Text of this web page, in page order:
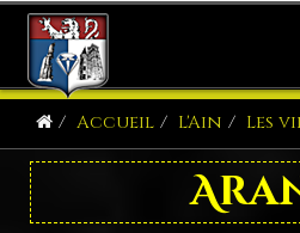
Accueil L'Ain Les